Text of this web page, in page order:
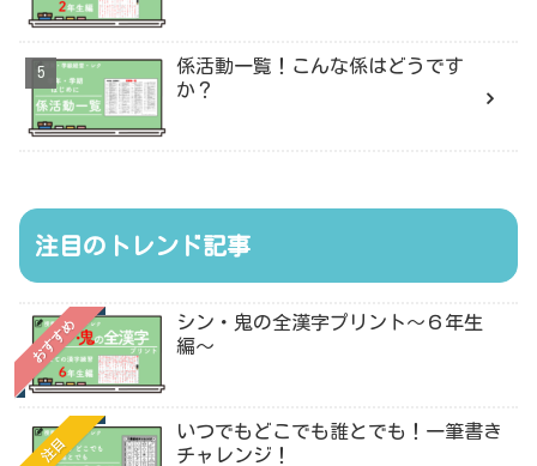
係活動一覧！こんな係はどうです
か？
注目のトレンド記事
おすすめ
シン・鬼の全漢字プリント〜６年生
編〜
注目
いつでもどこでも誰とでも！一筆書き
チャレンジ！